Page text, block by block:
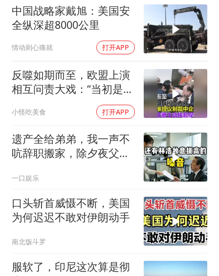
中国战略家戴旭：美国安
全纵深超8000公里
情动则心痛就 打开APP
反噬如期而至，欧盟上演
相互问责大戏：“当初是谁
提议制裁中企的？”
小怪吃美食 打开APP
遗产全给弟弟，我一声不
吭辞职搬家，除夕夜父亲
一口娱乐
口头斩首威慑不断，美国
为何迟迟不敢对伊朗动手
南北饭斗罗
服软了，印尼这次算是彻